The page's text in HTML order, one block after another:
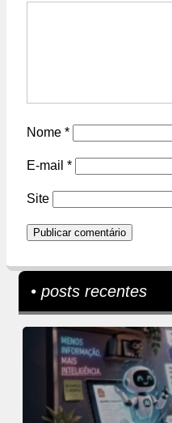
Nome *
E-mail *
Site
• posts recentes